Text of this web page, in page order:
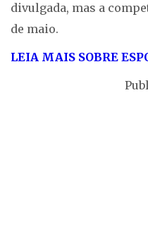
divulgada, mas a
de maio.
LEIA MAIS SOBRE